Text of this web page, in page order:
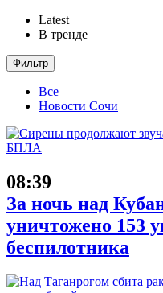
Latest
В тренде
Фильтр
Все
Новости Сочи
08:39
За ночь над
уничтожено 153
беспилотника